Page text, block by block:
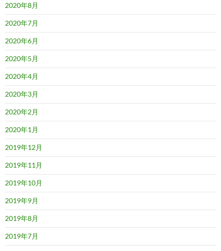
2020年8月
2020年7月
2020年6月
2020年5月
2020年4月
2020年3月
2020年2月
2020年1月
2019年12月
2019年11月
2019年10月
2019年9月
2019年8月
2019年7月